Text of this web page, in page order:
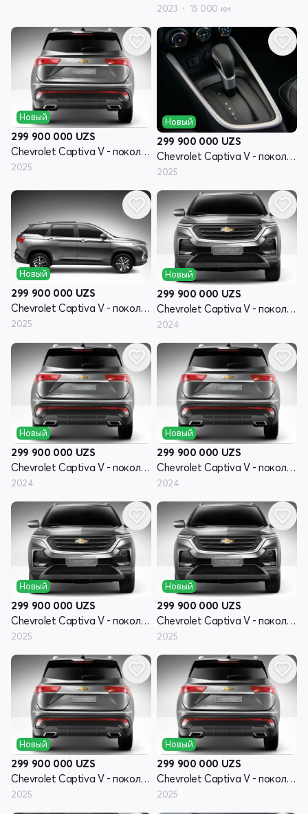
2023 15 000 км
Новый
299 900 000 UZS
Chevrolet Captiva V - поколение
2025
Новый
299 900 000 UZS
Chevrolet Captiva V - поколение
2025
Новый
299 900 000 UZS
Chevrolet Captiva V - поколение
2025
Новый
299 900 000 UZS
Chevrolet Captiva V - поколение
2024
Новый
299 900 000 UZS
Chevrolet Captiva V - поколение
2024
Новый
299 900 000 UZS
Chevrolet Captiva V - поколение
2024
Новый
299 900 000 UZS
Chevrolet Captiva V - поколение
2025
Новый
299 900 000 UZS
Chevrolet Captiva V - поколение
2025
Новый
299 900 000 UZS
Chevrolet Captiva V - поколение
2025
Новый
299 900 000 UZS
Chevrolet Captiva V - поколение
2025